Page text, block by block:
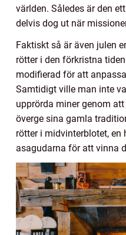
världen. Således är den
delvis dog ut när
Faktiskt så är även julen
rötter i den förkristna
modifierad för att
Samtidigt ville man inte
upprörda miner genom
överge sina gamla
rötter i midvinterblotet,
asagudarna för att vinna